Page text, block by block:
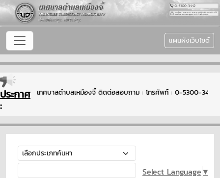
แผนผังเว็บไซต์
ประกาศ
:
รับเข้าสู่เทศบาลตำบลเหมืองจี้ ติดต่อสอบถาม : โทรศัพท์ : 0-5300-3442 อี
Select Language ▼